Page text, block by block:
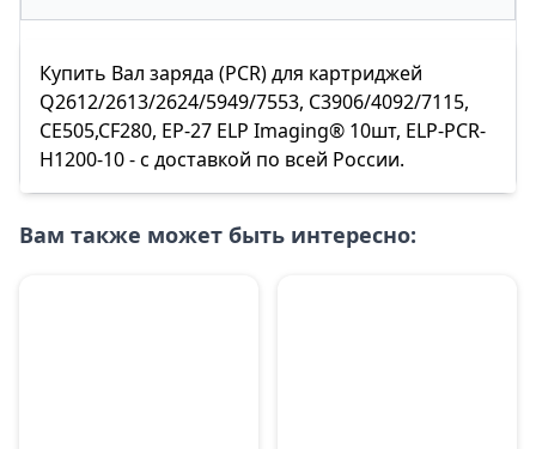
Купить Вал заряда (PCR) для картриджей
Q2612/2613/2624/5949/7553, C3906/4092/7115,
CE505,CF280, EP-27 ELP Imaging® 10шт, ELP-PCR-
H1200-10 - с доставкой по всей России.
Вам также может быть интересно: